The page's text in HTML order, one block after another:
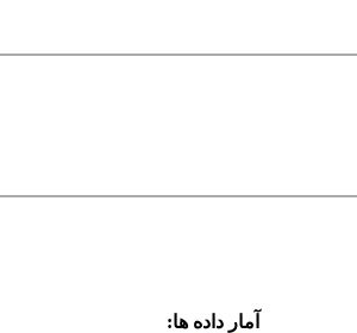
آمار داده ها: